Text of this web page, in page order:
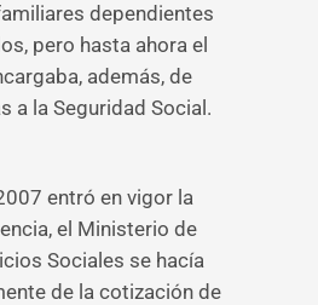
dependientes
pero hasta ahora el
además, de
a la Seguridad Social.
entró en vigor la
el Ministerio de
Sociales se hacía
de la cotización de